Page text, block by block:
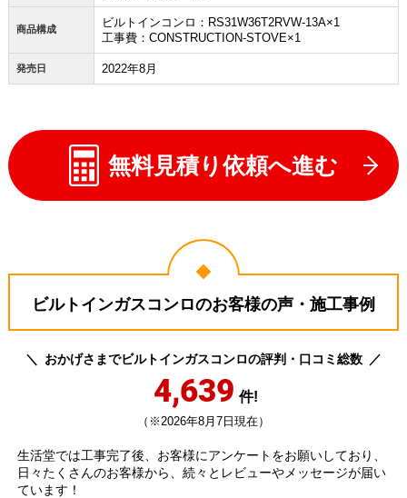
商品構成
ビルトインコンロ：RS31W36T2RVW-13A×1
工事費：CONSTRUCTION-STOVE×1
発売日 2022年8月
無料見積り依頼へ進む
ビルトインガスコンロのお客様の声・施工事例
おかげさまでビルトインガスコンロの評判・口コミ総数
4,639 件!
（※2026年8月7日現在）
生活堂では工事完了後、お客様にアンケートをお願いしており、
日々たくさんのお客様から、続々とレビューやメッセージが届い
ています！